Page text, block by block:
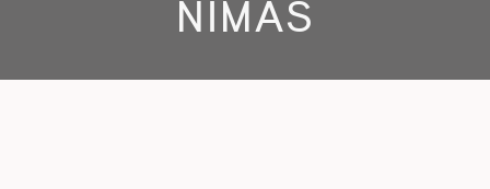
NIMAS